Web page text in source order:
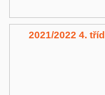
2021/2022 4.